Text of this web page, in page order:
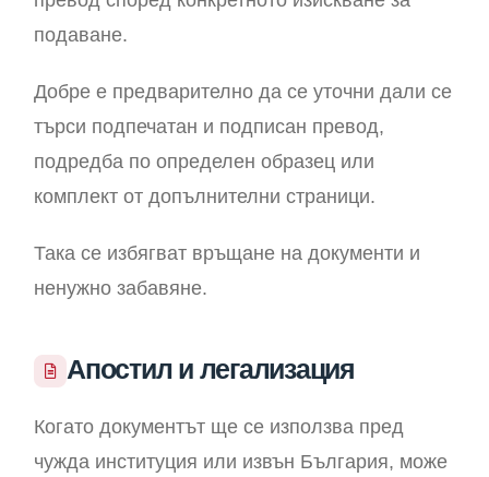
подаване.
Добре е предварително да се уточни дали се
търси подпечатан и подписан превод,
подредба по определен образец или
комплект от допълнителни страници.
Така се избягват връщане на документи и
ненужно забавяне.
Апостил и легализация
Когато документът ще се използва пред
чужда институция или извън България, може